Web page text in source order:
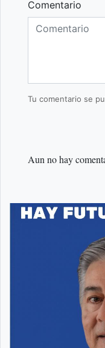
Comentario
Tu comentario se
Aun no hay